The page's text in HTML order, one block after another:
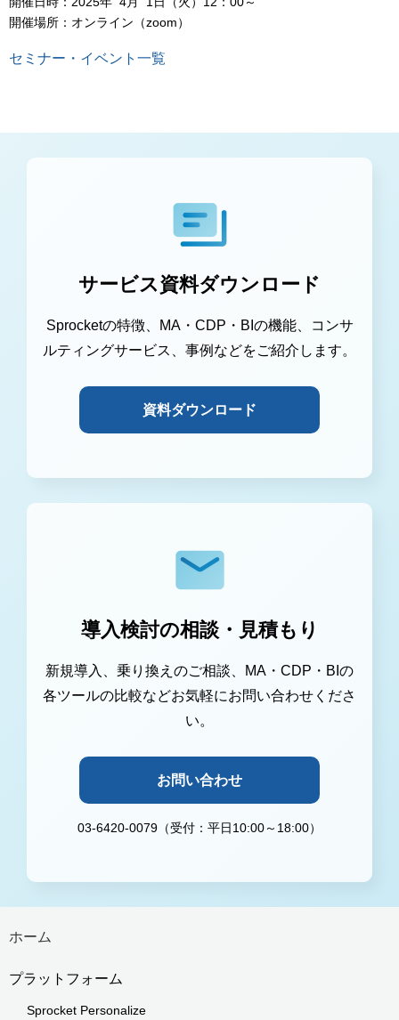
開催場所：オンライン（zoom）
セミナー・イベント一覧
サービス資料ダウンロード
Sprocketの特徴、MA・CDP・BIの機能、コンサ
ルティングサービス、事例などをご紹介します。
資料ダウンロード
導入検討の相談・見積もり
新規導入、乗り換えのご相談、MA・CDP・BIの
各ツールの比較などお気軽にお問い合わせくださ
い。
お問い合わせ
03-6420-0079（受付：平日10:00～18:00）
ホーム
プラットフォーム
Sprocket Personalize